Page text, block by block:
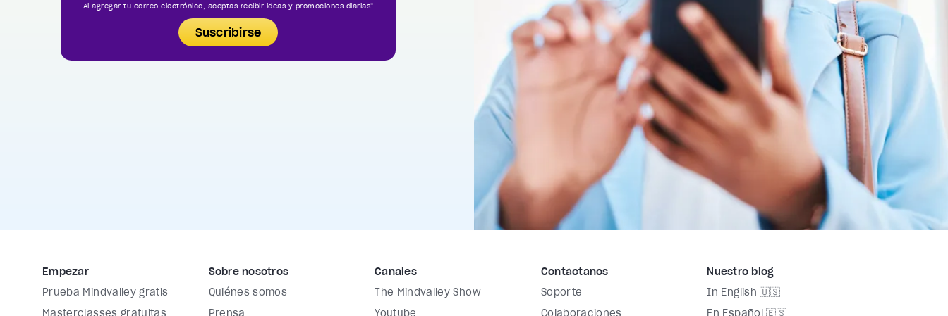
Al agregar tu correo electrónico, aceptas recibir ideas y promociones diarias*
Suscribirse
Empezar
Prueba Mindvalley gratis
Masterclasses gratuitas
Sobre nosotros
Quiénes somos
Prensa
Canales
The Mindvalley Show
Youtube
Contáctanos
Soporte
Colaboraciones
Nuestro blog
In English 🇺🇸
En Español 🇪🇸